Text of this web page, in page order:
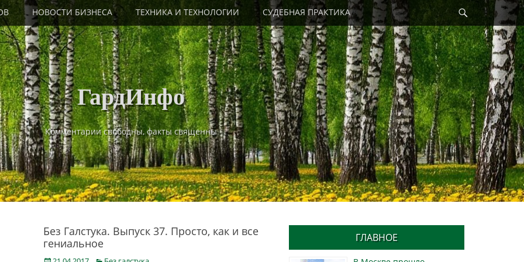
НОВОСТИ БИЗНЕСА ТЕХНИКА И ТЕХНОЛОГИИ СУДЕБНАЯ ПРАКТИКА
Найти
ГардИнфо
Комментарии свободны, факты священны
Без Галстука. Выпуск 37. Просто, как и все
гениальное
ГЛАВНОЕ